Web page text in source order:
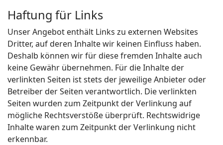
Haftung für Links
Unser Angebot enthält Links zu externen Websites
Dritter, auf deren Inhalte wir keinen Einfluss haben.
Deshalb können wir für diese fremden Inhalte auch
keine Gewähr übernehmen. Für die Inhalte der
verlinkten Seiten ist stets der jeweilige Anbieter oder
Betreiber der Seiten verantwortlich. Die verlinkten
Seiten wurden zum Zeitpunkt der Verlinkung auf
mögliche Rechtsverstöße überprüft. Rechtswidrige
Inhalte waren zum Zeitpunkt der Verlinkung nicht
erkennbar.